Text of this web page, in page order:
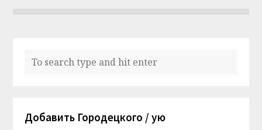
Добавить Городецкого / ую